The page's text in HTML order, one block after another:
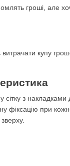
гроші, але
купу
з накладками
фіксацію при